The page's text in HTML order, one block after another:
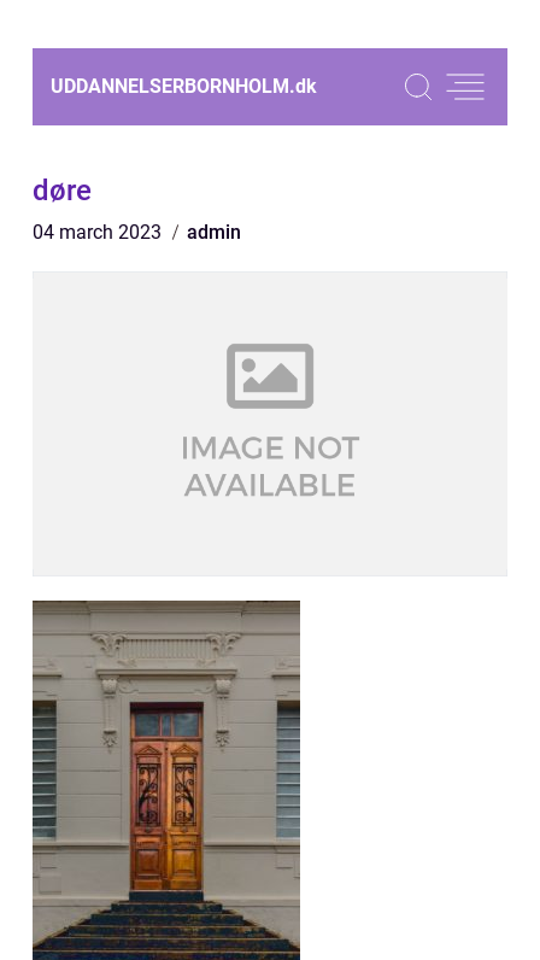
UDDANNELSERBORNHOLM.dk
døre
04 march 2023 admin